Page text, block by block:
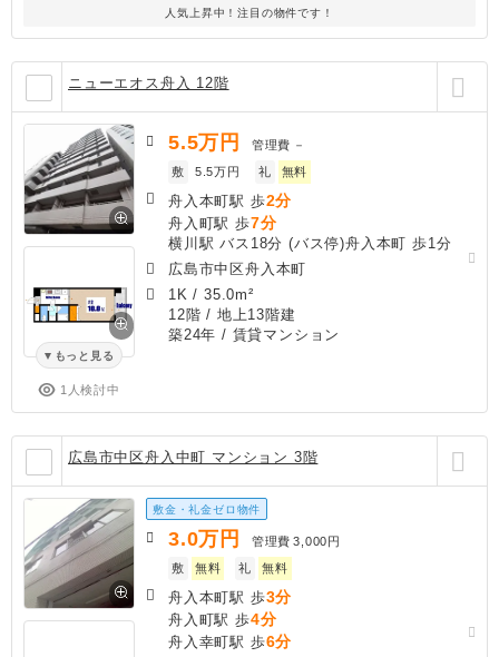
人気上昇中！注目の物件です！
ニューエオス舟入 12階
もっと見る
1人検討中
5.5万円 管理費 －
敷
5.5万円 礼 無料
舟入本町駅 歩2分
舟入町駅 歩7分
横川駅 バス18分 (バス停)舟入本町 歩1分
広島市中区舟入本町
1K /35.0m²
12階 / 地上13階建
築24年 / 賃貸マンション
広島市中区舟入中町 マンション 3階
敷金・礼金ゼロ物件
3.0万円 管理費 3,000円
敷
無料 礼 無料
舟入本町駅 歩3分
舟入町駅 歩4分
舟入幸町駅 歩6分